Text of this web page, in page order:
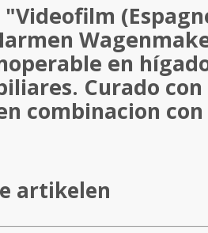
"Videofilm
en
Curado
combinacion
artikelen